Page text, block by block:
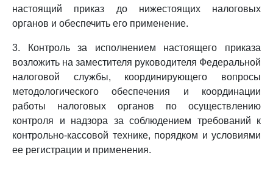
настоящий приказ до нижестоящих налоговых
органов и обеспечить его применение.
3. Контроль за исполнением настоящего приказа
возложить на заместителя руководителя Федеральной
налоговой службы, координирующего вопросы
методологического обеспечения и координации
работы налоговых органов по осуществлению
контроля и надзора за соблюдением требований к
контрольно-кассовой технике, порядком и условиями
ее регистрации и применения.